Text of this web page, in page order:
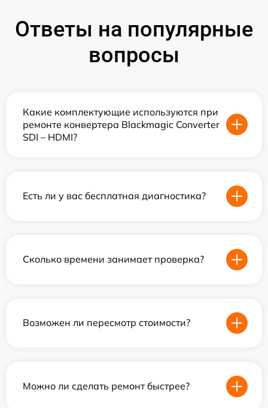
Ответы на популярные
вопросы
Какие комплектующие используются при
ремонте конвертера Blackmagic Converter
SDI – HDMI?
Есть ли у вас бесплатная диагностика?
Сколько времени занимает проверка?
Возможен ли пересмотр стоимости?
Можно ли сделать ремонт быстрее?